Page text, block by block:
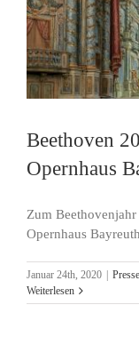
Beethoven
Opernhaus
Zum
Opernhaus
Januar 24th, 2020
Weiterlesen